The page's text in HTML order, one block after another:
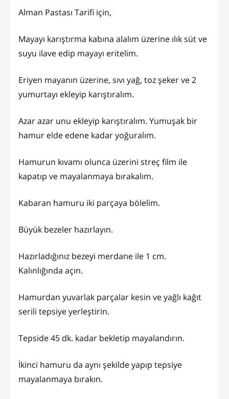
Alman Pastası Tarifi için,
Mayayı karıştırma kabına alalım üzerine ılık süt ve
suyu ilave edip mayayı eritelim.
Eriyen mayanın üzerine, sıvı yağ, toz şeker ve 2
yumurtayı ekleyip karıştıralım.
Azar azar unu ekleyip karıştıralım. Yumuşak bir
hamur elde edene kadar yoğuralım.
Hamurun kıvamı olunca üzerini streç film ile
kapatıp ve mayalanmaya bırakalım.
Kabaran hamuru iki parçaya bölelim.
Büyük bezeler hazırlayın.
Hazırladığınız bezeyi merdane ile 1 cm.
Kalınlığında açın.
Hamurdan yuvarlak parçalar kesin ve yağlı kağıt
serili tepsiye yerleştirin.
Tepside 45 dk. kadar bekletip mayalandırın.
İkinci hamuru da aynı şekilde yapıp tepsiye
mayalanmaya bırakın.